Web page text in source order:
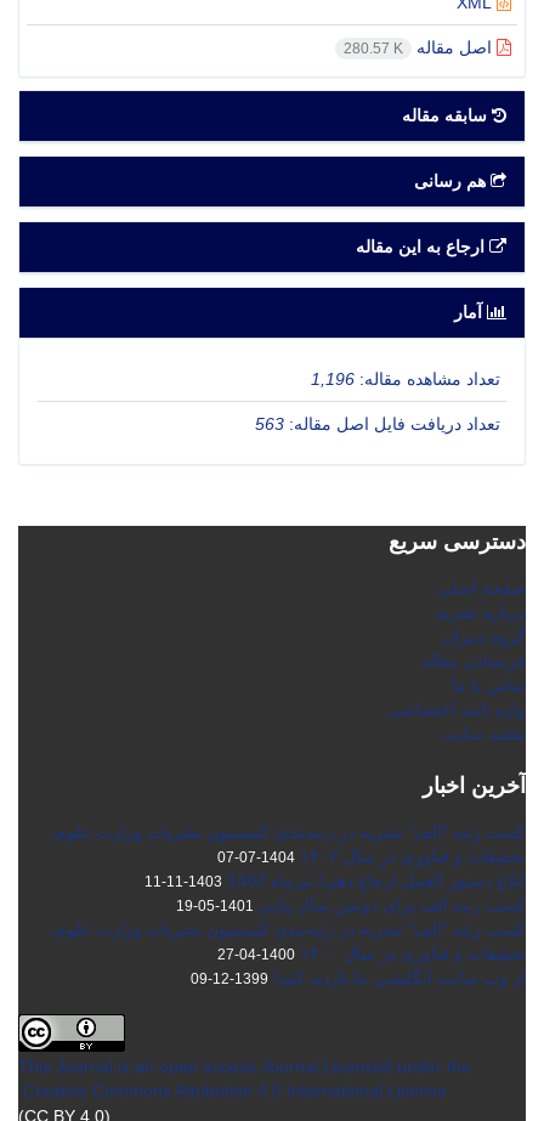
اصل مقاله 280.57 K
سابقه مقاله
هم رسانی
ارجاع به این مقاله
آمار
تعداد مشاهده مقاله: 1,196
تعداد دریافت فایل اصل مقاله: 563
دسترسی سریع
صفحه اصلی
درباره نشریه
گروه دبیران
فرستادن مقاله
تماس با ما
واژه نامه اختصاصی
نقشه سایت
آخرین اخبار
کسب رتبه "الف" نشریه در رتبه‌بندی کمیسیون نشریات وزارت علوم،
تحقیقات و فناوری در سال ۱۴۰۳
1404-07-07
ابلاغ دستور العمل ارجاع دهی/ تیرماه 1402 1403-11-11
کسب رتبه الف برای دومین سال پیاپی 1401-05-19
کسب رتبه "الف" نشریه در رتبه‌بندی کمیسیون نشریات وزارت علوم،
تحقیقات و فناوری در سال ۱۴۰۰
1400-04-27
از وب سایت انگلیسی ما بازدید کنید! 1399-12-09
This Journal is an open access Journal Licensed under the
Creative Commons Attribution 4.0 International License
(CC BY 4.0)